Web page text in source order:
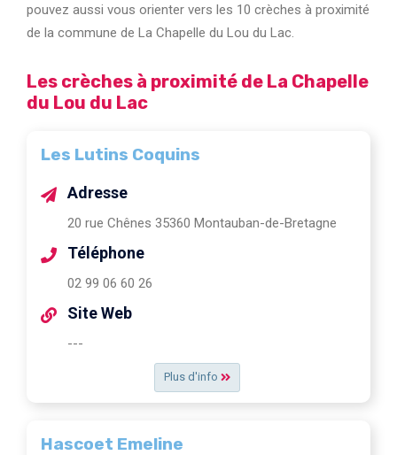
pouvez aussi vous orienter vers les 10 crèches à proximité
de la commune de La Chapelle du Lou du Lac.
Les crèches à proximité de La Chapelle
du Lou du Lac
Les Lutins Coquins
Plus d'info
Adresse
20 rue Chênes 35360 Montauban-de-Bretagne
Téléphone
02 99 06 60 26
Site Web
---
Hascoet Emeline